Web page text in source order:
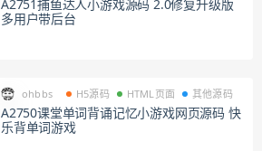
A2751捕鱼达人小游戏源码 2.0修复升级版
多用户带后台
ohbbs H5源码 HTML页面 其他源码
A2750课堂单词背诵记忆小游戏网页源码 快
乐背单词游戏